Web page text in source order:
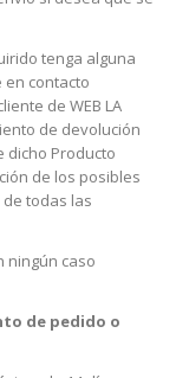
tenga alguna
contacto
de WEB LA
de devolución
dicho Producto
de los posibles
todas las
ningún caso
de pedido o